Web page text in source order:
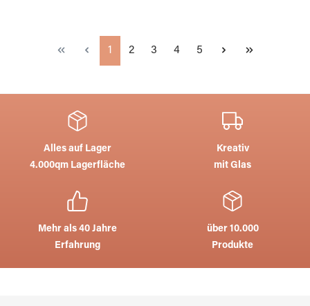
Seite
1 Seite
2 Seite
3 Seite
4 Seite
5
Alles auf Lager
4.000qm Lagerfläche
Kreativ
mit Glas
Mehr als 40 Jahre
Erfahrung
über 10.000
Produkte